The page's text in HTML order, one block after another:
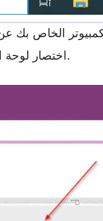
الخاص بك
اختصار لوحة المفاتيح.